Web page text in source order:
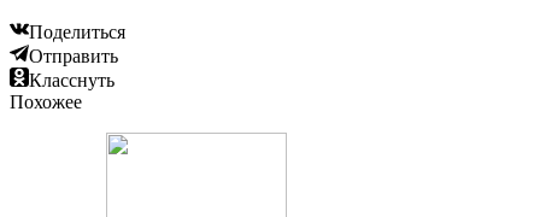
Поделиться
Отправить
Класснуть
Похожее